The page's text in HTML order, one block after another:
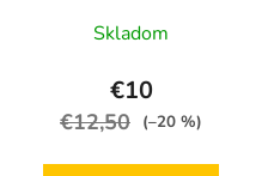
risk
Skladom
€10
€12,50 (–20 %)